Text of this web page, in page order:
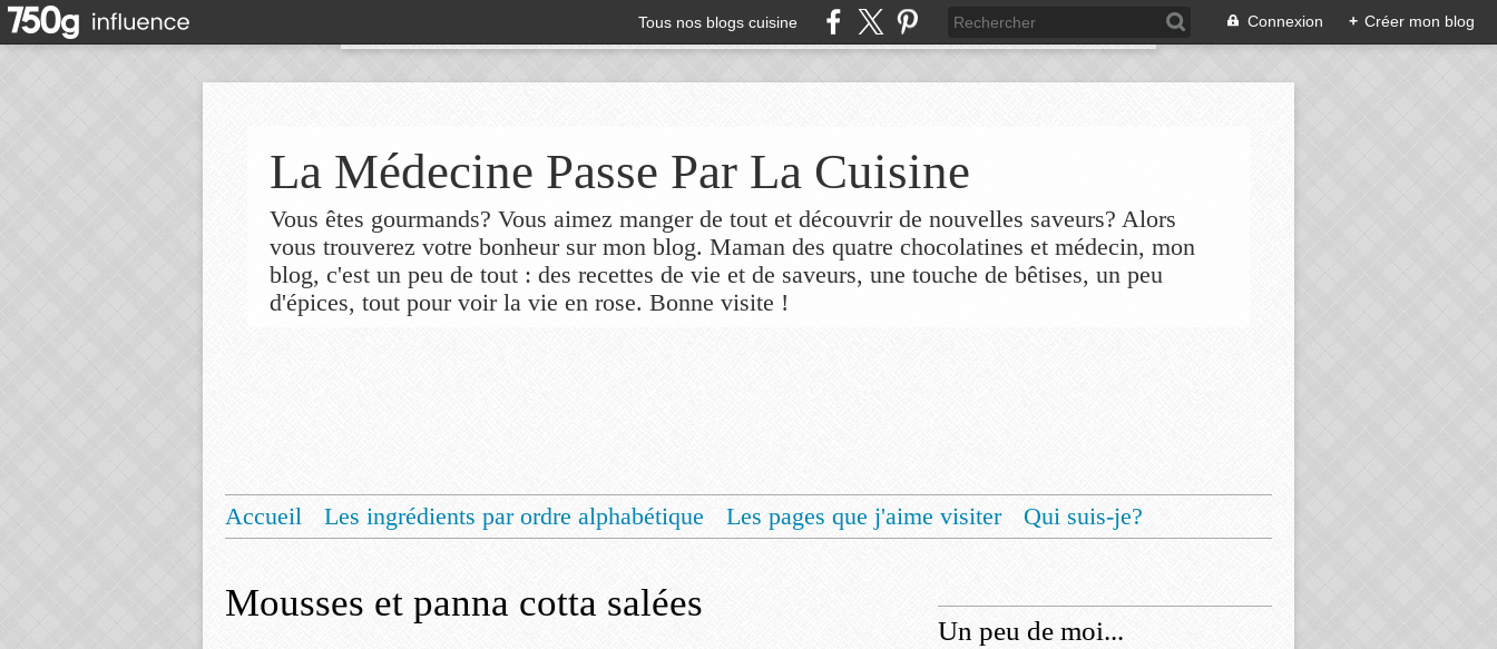
Tous nos blogs cuisine Connexion + Créer mon blog
La Médecine Passe Par La Cuisine
Vous êtes gourmands? Vous aimez manger de tout et découvrir de nouvelles saveurs? Alors
vous trouverez votre bonheur sur mon blog. Maman des quatre chocolatines et médecin, mon
blog, c'est un peu de tout : des recettes de vie et de saveurs, une touche de bêtises, un peu
d'épices, tout pour voir la vie en rose. Bonne visite !
Accueil Les ingrédients par ordre alphabétique Les pages que j'aime visiter
Qui suis-je?
Mousses et panna cotta salées
Un peu de moi...